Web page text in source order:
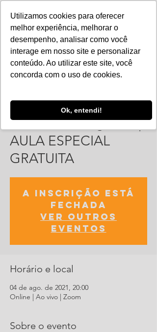
Utilizamos cookies para oferecer
melhor experiência, melhorar o
desempenho, analisar como você
interage em nosso site e personalizar
conteúdo. Ao utilizar este site, você
concorda com o uso de cookies.
Ok, entendi!
APOIO - Eneagrama |
AULA ESPECIAL
GRATUITA
A inscrição está
fechada
Ver outros
eventos
Horário e local
04 de ago. de 2021, 20:00
Online | Ao vivo | Zoom
Sobre o evento